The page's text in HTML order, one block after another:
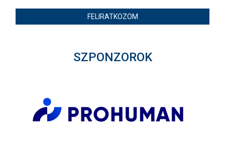
FELIRATKOZOM
SZPONZOROK